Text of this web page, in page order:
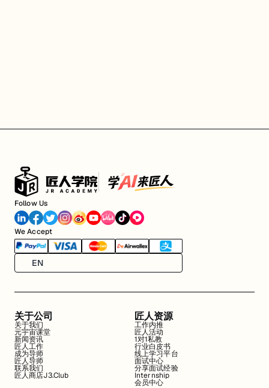
Follow Us
We Accept
EN
关于公司
关于我们
元宇宙课堂
新闻资讯
匠人工作
成为导师
匠人导师
联系我们
匠人商店J3.Club
匠人资源
工作内推
匠人活动
1对1私教
行业白皮书
线上学习平台
面试中心
分享面试经验
Internship
会员中心